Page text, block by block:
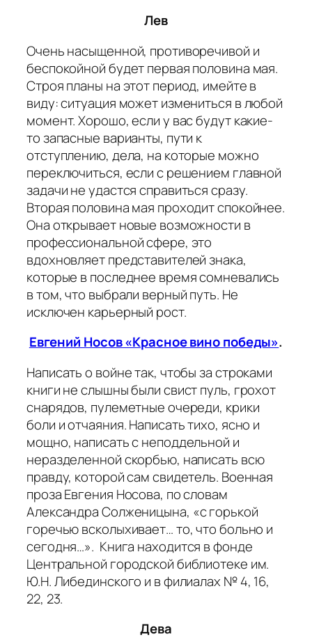
Лев
Очень насыщенной, противоречивой и
беспокойной будет первая половина мая.
Строя планы на этот период, имейте в
виду: ситуация может измениться в любой
момент. Хорошо, если у вас будут какие-
то запасные варианты, пути к
отступлению, дела, на которые можно
переключиться, если с решением главной
задачи не удастся справиться сразу.
Вторая половина мая проходит спокойнее.
Она открывает новые возможности в
профессиональной сфере, это
вдохновляет представителей знака,
которые в последнее время сомневались
в том, что выбрали верный путь. Не
исключен карьерный рост.
Евгений Носов «Красное вино победы».
Написать о войне так, чтобы за строками
книги не слышны были свист пуль, грохот
снарядов, пулеметные очереди, крики
боли и отчаяния. Написать тихо, ясно и
мощно, написать с неподдельной и
неразделенной скорбью, написать всю
правду, которой сам свидетель. Военная
проза Евгения Носова, по словам
Александра Солженицына, «с горькой
горечью всколыхивает… то, что больно и
сегодня…». Книга находится в фонде
Центральной городской библиотеке им.
Ю.Н. Либединского и в филиалах № 4, 16,
22, 23.
Дева